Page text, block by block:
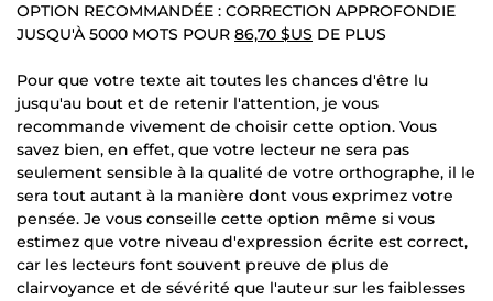
OPTION RECOMMANDÉE : CORRECTION APPROFONDIE
JUSQU'À 5000 MOTS POUR 86,70 $US DE PLUS
Pour que votre texte ait toutes les chances d'être lu
jusqu'au bout et de retenir l'attention, je vous
recommande vivement de choisir cette option. Vous
savez bien, en effet, que votre lecteur ne sera pas
seulement sensible à la qualité de votre orthographe, il le
sera tout autant à la manière dont vous exprimez votre
pensée. Je vous conseille cette option même si vous
estimez que votre niveau d'expression écrite est correct,
car les lecteurs font souvent preuve de plus de
clairvoyance et de sévérité que l'auteur sur les faiblesses